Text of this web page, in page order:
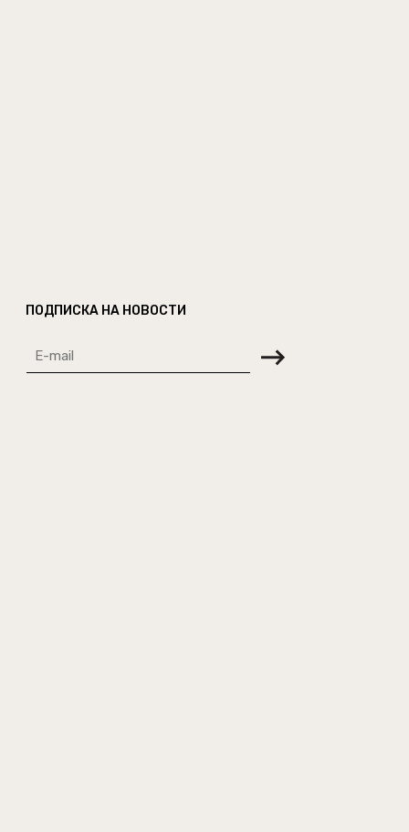
ПОДПИСКА НА НОВОСТИ